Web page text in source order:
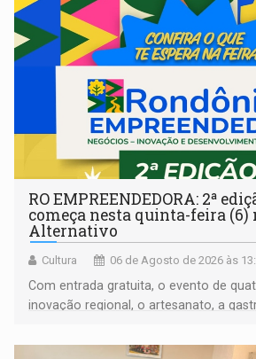
RO EMPREENDEDORA: 2ª
começa nesta quinta-feira (6)
Alternativo
Cultura 06 de Agosto de 2026 às
Com entrada gratuita, o evento de
inovação regional, o artesanato, a